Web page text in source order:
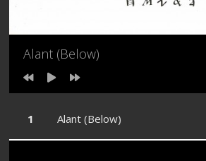
Alant (Below)
Alant (Below)